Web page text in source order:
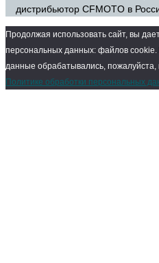
дистрибьютор CFMOTO в
Продолжая использовать сайт, вы
персональных данных: файлов
данные обрабатывались, пожалуйста,
Политике обработки персональных